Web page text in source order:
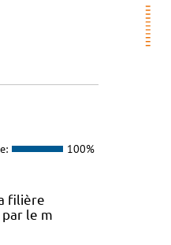
100%
filière
le m